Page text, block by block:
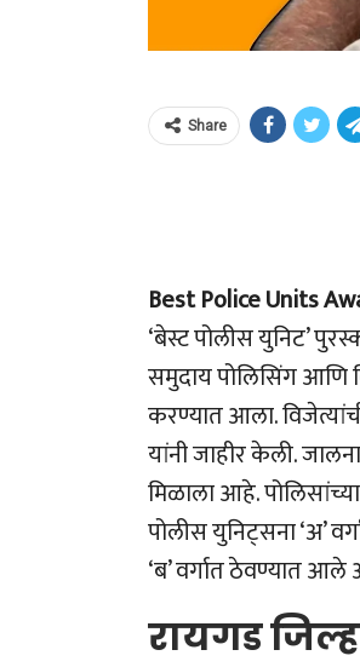
Share
Best Police Units
‘बेस्ट पोलीस युनिट’
समुदाय पोलिसिंग आणि
करण्यात आला.
यांनी जाहीर केली.
मिळाला आहे.
पोलीस युनिट्सना ‘अ’
‘ब’ वर्गात ठेवण्यात
रायगड